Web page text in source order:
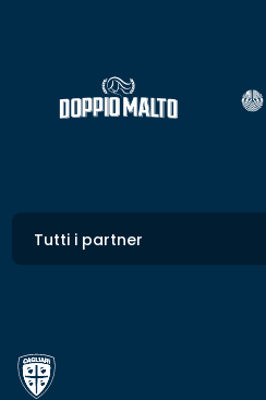
Tutti i partner